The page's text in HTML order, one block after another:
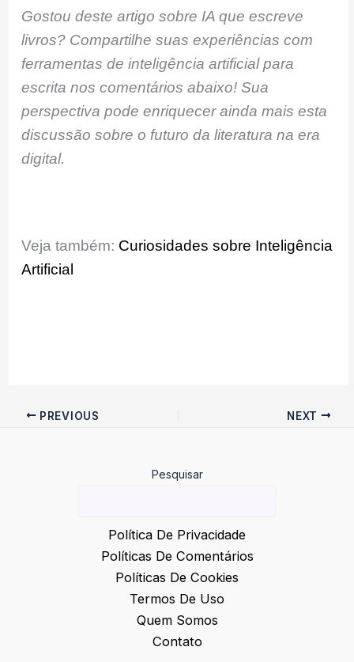
Gostou deste artigo sobre IA que escreve
livros? Compartilhe suas experiências com
ferramentas de inteligência artificial para
escrita nos comentários abaixo! Sua
perspectiva pode enriquecer ainda mais esta
discussão sobre o futuro da literatura na era
digital.
Veja também: Curiosidades sobre Inteligência
Artificial
PREVIOUS NEXT
Pesquisar
Política De Privacidade
Políticas De Comentários
Políticas De Cookies
Termos De Uso
Quem Somos
Contato